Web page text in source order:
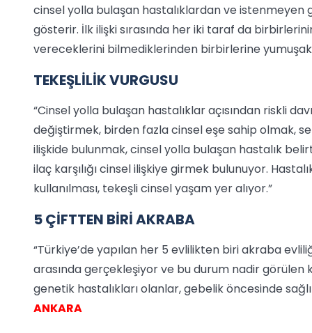
cinsel yolla bulaşan hastalıklardan ve istenmeyen
gösterir. İlk ilişki sırasında her iki taraf da
vereceklerini bilmediklerinden birbirlerine yumuşak
TEKEŞLİLİK VURGUSU
“Cinsel yolla bulaşan hastalıklar açısından riskli
değiştirmek, birden fazla cinsel eşe sahip olmak,
ilişkide bulunmak, cinsel yolla bulaşan hastalık
ilaç karşılığı cinsel ilişkiye girmek bulunuyor.
kullanılması, tekeşli cinsel yaşam yer alıyor.”
5 ÇİFTTEN BİRİ AKRABA
“Türkiye’de yapılan her 5 evlilikten biri akraba
arasında gerçekleşiyor ve bu durum nadir görülen
genetik hastalıkları olanlar, gebelik öncesinde
ANKARA